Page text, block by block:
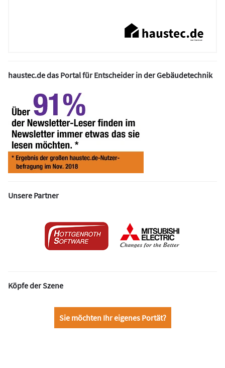
haustec.de das Portal für Entscheider in der Gebäudetechnik
Unsere Partner
Köpfe der Szene
Sie möchten Ihr eigenes Portät?